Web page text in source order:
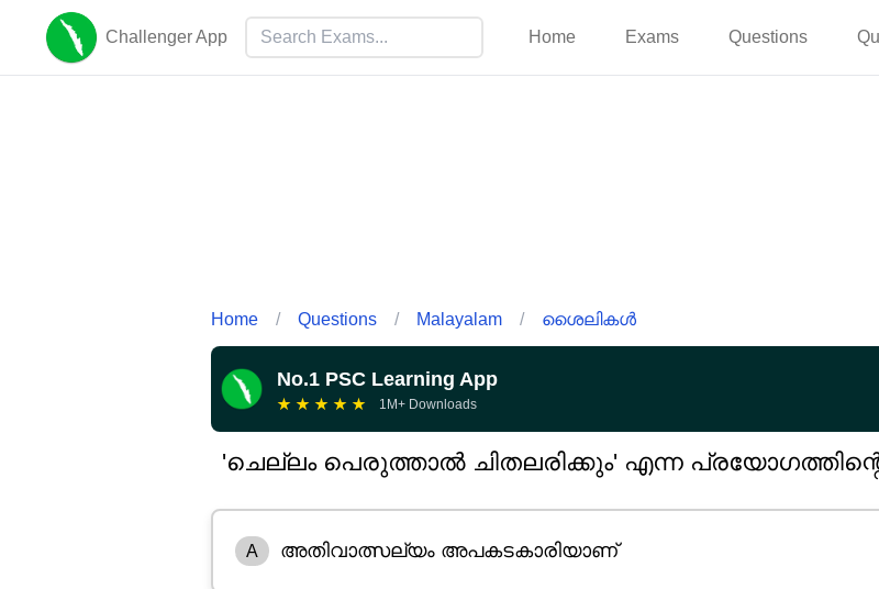
Challenger App Home Exams Questions
Home / Questions / Malayalam / ശൈലികൾ
No.1 PSC Learning App
★ ★ ★ ★ ★ 1M+ Downloads
'ചെല്ലം പെരുത്താൽ ചിതലരിക്കും' എന്ന
A അതിവാത്സല്യം അപകടകാരിയാണ്